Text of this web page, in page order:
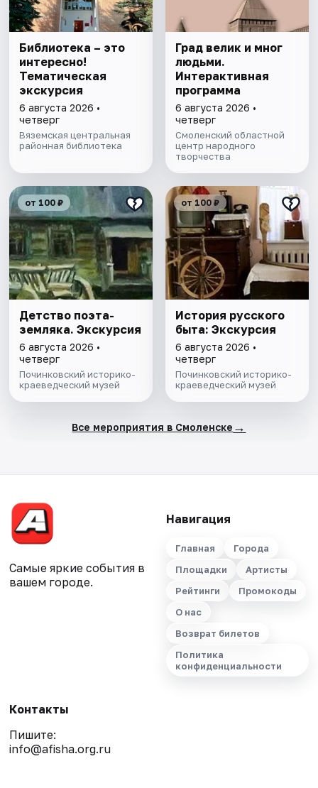
Библиотека – это
интересно!
Тематическая
экскурсия
6 августа 2026 •
четверг
Вяземская центральная
районная библиотека
Град велик и мног
людьми.
Интерактивная
программа
6 августа 2026 •
четверг
Смоленский областной
центр народного
творчества
от 100 ₽
Детство поэта-
земляка. Экскурсия
6 августа 2026 •
четверг
Починковский историко-
краеведческий музей
от 100 ₽
История русского
быта: Экскурсия
6 августа 2026 •
четверг
Починковский историко-
краеведческий музей
Все мероприятия в Смоленске →
Самые яркие события в
вашем городе.
Навигация
Главная
Города
Площадки
Артисты
Рейтинги
Промокоды
О нас
Возврат билетов
Политика
конфиденциальности
Контакты
Пишите:
info@afisha.org.ru